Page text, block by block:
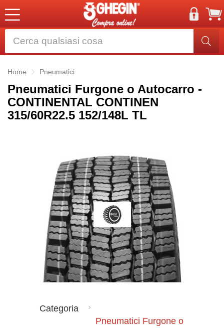
Home Pneumatici
Pneumatici Furgone o Autocarro -
CONTINENTAL CONTINEN
315/60R22.5 152/148L TL
Categoria
Pneumatici Furgone o